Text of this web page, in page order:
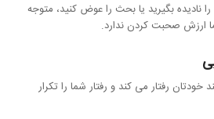
نادیده بگیرید یا بحث را عوض کنید، متوجه
ارزش صحبت کردن ندارد.
خودتان رفتار می کند و رفتار شما را تکرار